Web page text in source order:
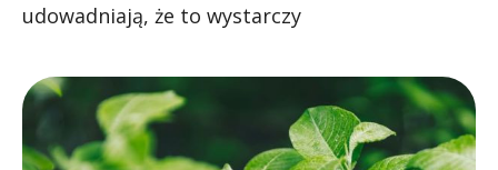
udowadniają, że to wystarczy